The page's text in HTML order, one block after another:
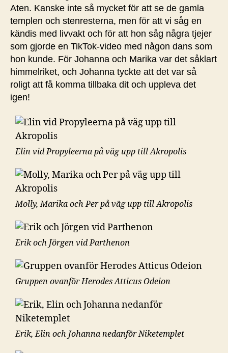
Aten. Kanske inte så mycket för att se de gamla
templen och stenresterna, men för att vi såg en
kändis med livvakt och för att hon såg några tjejer
som gjorde en TikTok-video med någon dans som
hon kunde. För Johanna och Marika var det såklart
himmelriket, och Johanna tyckte att det var så
roligt att få komma tillbaka dit och uppleva det
igen!
Elin vid Propyleerna på väg upp till Akropolis
Molly, Marika och Per på väg upp till Akropolis
Erik och Jörgen vid Parthenon
Gruppen ovanför Herodes Atticus Odeion
Erik, Elin och Johanna nedanför Niketemplet